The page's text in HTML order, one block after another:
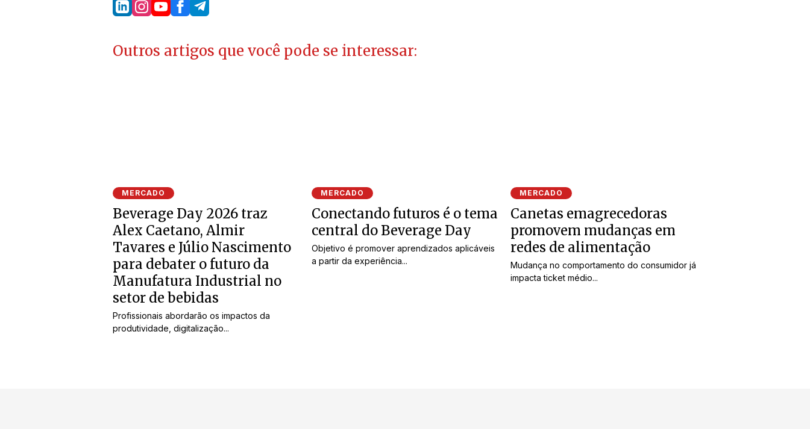
Outros artigos que você pode se interessar:
MERCADO
Beverage Day 2026 traz
Alex Caetano, Almir
Tavares e Júlio Nascimento
para debater o futuro da
Manufatura Industrial no
setor de bebidas
Profissionais abordarão os impactos da
produtividade, digitalização...
MERCADO
Conectando futuros é o tema
central do Beverage Day
Objetivo é promover aprendizados aplicáveis
a partir da experiência...
MERCADO
Canetas emagrecedoras
promovem mudanças em
redes de alimentação
Mudança no comportamento do consumidor já
impacta ticket médio...